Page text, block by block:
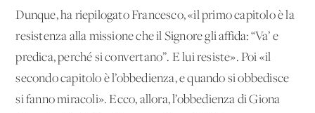
Dunque, ha riepilogato Francesco, «il primo capitolo è la
resistenza alla missione che il Signore gli affida: “Va’ e
predica, perché si convertano”. E lui resiste». Poi «il
secondo capitolo è l’obbedienza, e quando si obbedisce
si fanno miracoli». Ecco, allora, l’obbedienza di Giona